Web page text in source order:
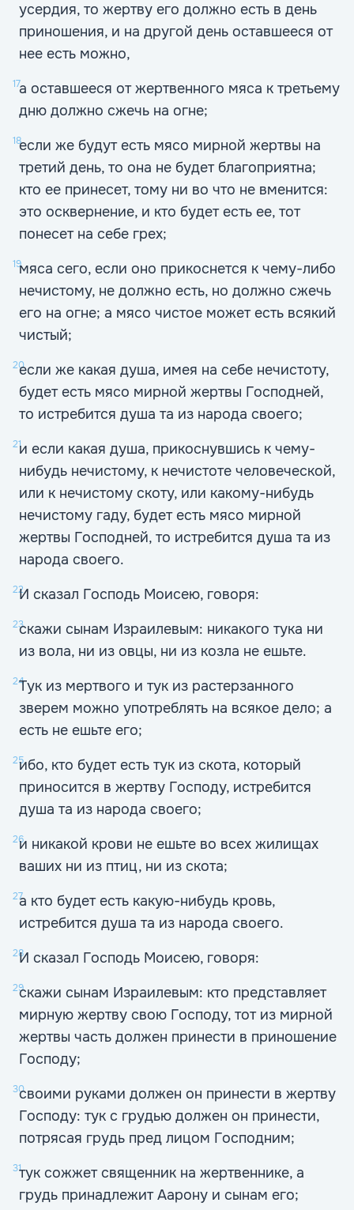
усердия, то жертву его должно есть в день
приношения, и на другой день оставшееся от
нее есть можно,
17а оставшееся от жертвенного мяса к третьему
дню должно сжечь на огне;
18если же будут есть мясо мирной жертвы на
третий день, то она не будет благоприятна;
кто ее принесет, тому ни во что не вменится:
это осквернение, и кто будет есть ее, тот
понесет на себе грех;
19мяса сего, если оно прикоснется к чему-либо
нечистому, не должно есть, но должно сжечь
его на огне; а мясо чистое может есть всякий
чистый;
20если же какая душа, имея на себе нечистоту,
будет есть мясо мирной жертвы Господней,
то истребится душа та из народа своего;
21и если какая душа, прикоснувшись к чему-
нибудь нечистому, к нечистоте человеческой,
или к нечистому скоту, или какому-нибудь
нечистому гаду, будет есть мясо мирной
жертвы Господней, то истребится душа та из
народа своего.
22И сказал Господь Моисею, говоря:
23скажи сынам Израилевым: никакого тука ни
из вола, ни из овцы, ни из козла не ешьте.
24Тук из мертвого и тук из растерзанного
зверем можно употреблять на всякое дело; а
есть не ешьте его;
25ибо, кто будет есть тук из скота, который
приносится в жертву Господу, истребится
душа та из народа своего;
26и никакой крови не ешьте во всех жилищах
ваших ни из птиц, ни из скота;
27а кто будет есть какую-нибудь кровь,
истребится душа та из народа своего.
28И сказал Господь Моисею, говоря:
29скажи сынам Израилевым: кто представляет
мирную жертву свою Господу, тот из мирной
жертвы часть должен принести в приношение
Господу;
30своими руками должен он принести в жертву
Господу: тук с грудью должен он принести,
потрясая грудь пред лицом Господним;
31тук сожжет священник на жертвеннике, а
грудь принадлежит Аарону и сынам его;